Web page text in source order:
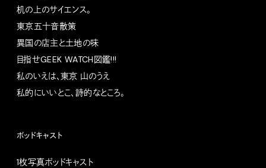
机の上のサイエンス。
東京五十音散策
異国の店主と土地の味
目指せGEEK WATCH図鑑!!!
私のいえは、東京 山のうえ
私的にいいとこ、詩的なところ。
ポッドキャスト
1枚写真ポッドキャスト